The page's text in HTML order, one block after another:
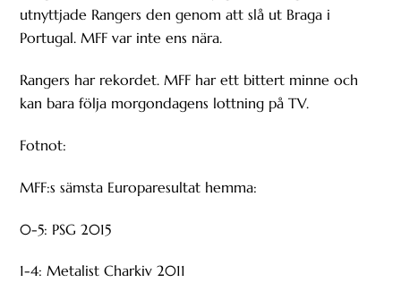
utnyttjade Rangers den genom att slå ut Braga i
Portugal. MFF var inte ens nära.
Rangers har rekordet. MFF har ett bittert minne och
kan bara följa morgondagens lottning på TV.
Fotnot:
MFF:s sämsta Europaresultat hemma:
0-5: PSG 2015
1-4: Metalist Charkiv 2011